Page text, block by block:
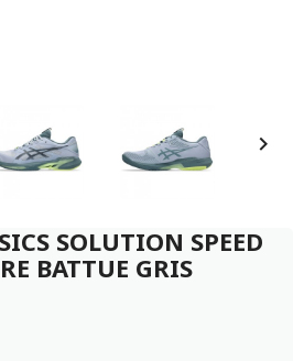

SOLUTION SPEED
BATTUE GRIS